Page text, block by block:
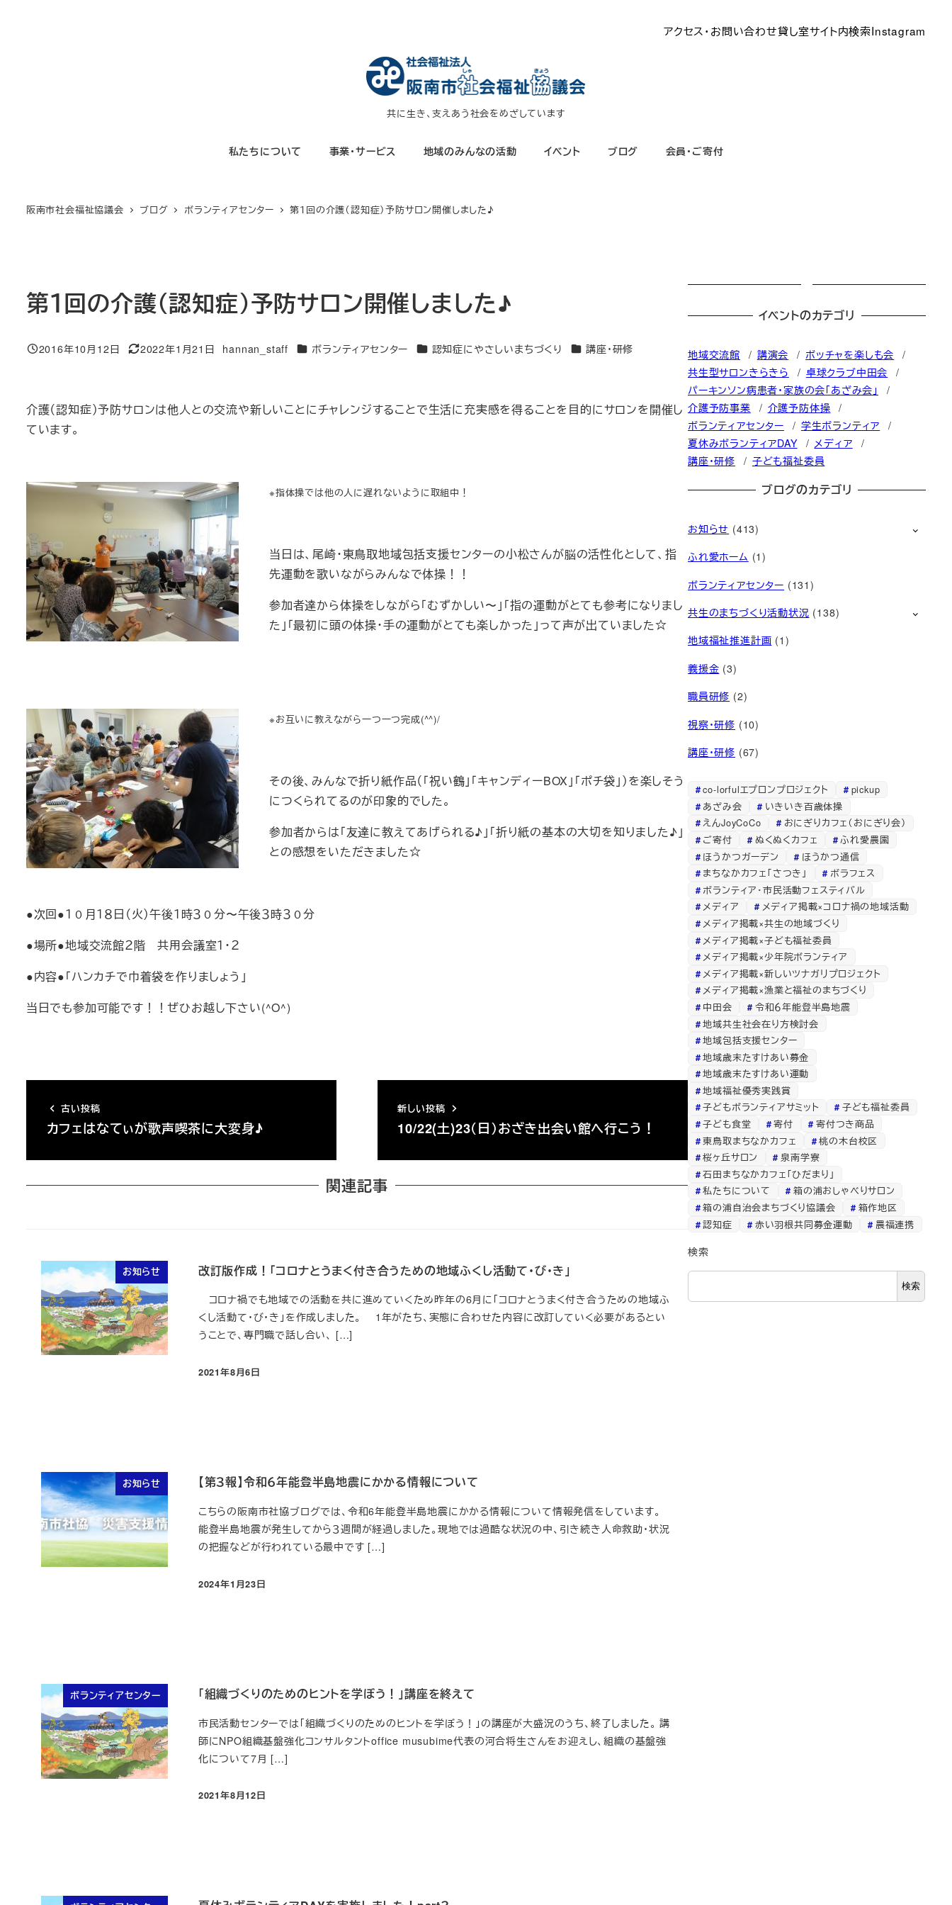
アクセス・お問い合わせ貸し室サイト内検索Instagram
共に生き、支えあう社会をめざしています
私たちについて 事業・サービス 地域のみんなの活動 イベント ブログ 会員・ご寄付
阪南市社会福祉協議会 ブログ ボランティアセンター 第１回の介護（認知症）予防サロン開催しました♪
第１回の介護（認知症）予防サロン開催しました♪
投稿日
2016年10月12日
更新日
2022年1月21日
著
hannan_staff カテゴリー
ボランティアセンター カテゴリー
認知症にやさしいまちづくり カテゴリー
講座・研修
介護（認知症）予防サロンは他人との交流や新しいことにチャレンジすることで生活に充実感を得ることを目的にサロンを開催し
ています。
※指体操では他の人に遅れないように取組中！
当日は、尾崎・東鳥取地域包括支援センターの小松さんが脳の活性化として、指
先運動を歌いながらみんなで体操！！
参加者達から体操をしながら「むずかしい〜」「指の運動がとても参考になりまし
た」「最初に頭の体操・手の運動がとても楽しかった」って声が出ていました☆
※お互いに教えながら一つ一つ完成(^^)/
その後、みんなで折り紙作品（「祝い鶴」「キャンディーBOX」「ポチ袋」）を楽しそう
につくられてるのが印象的でした。
参加者からは「友達に教えてあげられる♪」「折り紙の基本の大切を知りました♪」
との感想をいただきました☆
●次回●１０月１８日（火）午後１時３０分〜午後３時３０分
●場所●地域交流館２階 共用会議室１・２
●内容●「ハンカチで巾着袋を作りましょう」
当日でも参加可能です！！ぜひお越し下さい(^O^)
古い投稿
カフェはなてぃが歌声喫茶に大変身♪
新しい投稿
10/22(土)23（日）おざき出会い館へ行こう！
関連記事
お知らせ 改訂版作成！「コロナとうまく付き合うための地域ふくし活動て・び・き」
コロナ禍でも地域での活動を共に進めていくため昨年の6月に「コロナとうまく付き合うための地域ふ
くし活動て・び・き」を作成しました。 1年がたち、実態に合わせた内容に改訂していく必要があるとい
うことで、専門職で話し合い、 […]
投稿日
2021年8月6日
お知らせ 【第３報】令和６年能登半島地震にかかる情報について
こちらの阪南市社協ブログでは、令和6年能登半島地震にかかる情報について情報発信をしています。
能登半島地震が発生してから３週間が経過しました。現地では過酷な状況の中、引き続き人命救助・状況
の把握などが行われている最中です […]
投稿日
2024年1月23日
ボランティアセンター 「組織づくりのためのヒントを学ぼう！」講座を終えて
市民活動センターでは「組織づくりのためのヒントを学ぼう！」の講座が大盛況のうち、終了しました。 講
師にNPO組織基盤強化コンサルタントoffice musubime代表の河合将生さんをお迎えし、組織の基盤強
化について7月 […]
投稿日
2021年8月12日
イベントのカテゴリ
地域交流館 講演会
ボッチャを楽しも会
共生型サロンきらきら
卓球クラブ中田会
パーキンソン病患者・家族の会「あざみ会」
介護予防事業
介護予防体操
ボランティアセンター
学生ボランティア
夏休みボランティアDAY
メディア
講座・研修
子ども福祉委員
ブログのカテゴリ
お知らせ (413)
ふれ愛ホーム (1)
ボランティアセンター (131)
共生のまちづくり活動状況 (138)
地域福祉推進計画 (1)
義援金 (3)
職員研修 (2)
視察・研修 (10)
講座・研修 (67)
co-lorfulエプロンプロジェクト
pickup
あざみ会
いきいき百歳体操
えんJoyCoCo
おにぎりカフェ（おにぎり会）
ご寄付
ぬくぬくカフェ
ふれ愛農園
ほうかつガーデン
ほうかつ通信
まちなかカフェ「さつき」
ボラフェス
ボランティア・市民活動フェスティバル
メディア
メディア掲載×コロナ禍の地域活動
メディア掲載×共生の地域づくり
メディア掲載×子ども福祉委員
メディア掲載×少年院ボランティア
メディア掲載×新しいツナガリプロジェクト
メディア掲載×漁業と福祉のまちづくり
中田会
令和６年能登半島地震
地域共生社会在り方検討会
地域包括支援センター
地域歳末たすけあい募金
地域歳末たすけあい運動
地域福祉優秀実践賞
子どもボランティアサミット
子ども福祉委員
子ども食堂
寄付
寄付つき商品
東鳥取まちなかカフェ
桃の木台校区
桜ヶ丘サロン
泉南学寮
石田まちなかカフェ「ひだまり」
私たちについて
箱の浦おしゃべりサロン
箱の浦自治会まちづくり協議会
箱作地区
認知症
赤い羽根共同募金運動 農福連携
検索
検索